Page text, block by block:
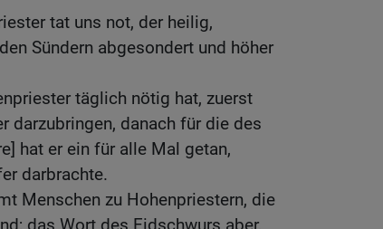
tat uns not, der heilig,
Sündern abgesondert und höher
täglich nötig hat, zuerst
darzubringen, danach für die des
hat er ein für alle Mal getan,
darbrachte.
Menschen zu Hohenpriestern, die